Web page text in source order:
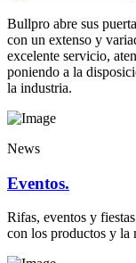
Bullpro abre sus
con un extenso y
excelente servicio,
poniendo a la
la industria.
News
Eventos.
Rifas, eventos y
con los productos y la